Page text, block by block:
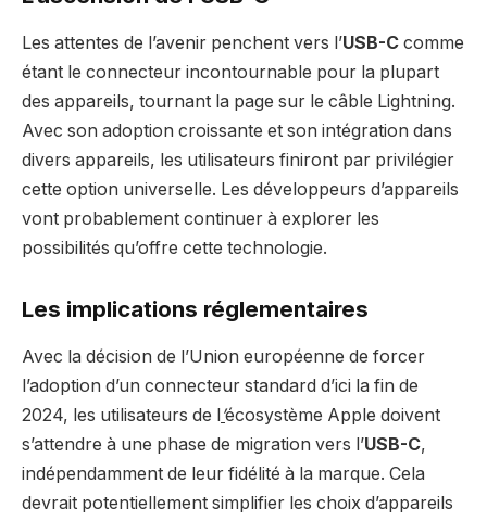
Les attentes de l’avenir penchent vers l’USB-C comme
étant le connecteur incontournable pour la plupart
des appareils, tournant la page sur le câble Lightning.
Avec son adoption croissante et son intégration dans
divers appareils, les utilisateurs finiront par privilégier
cette option universelle. Les développeurs d’appareils
vont probablement continuer à explorer les
possibilités qu’offre cette technologie.
Les implications réglementaires
Avec la décision de l’Union européenne de forcer
l’adoption d’un connecteur standard d’ici la fin de
2024, les utilisateurs de l
’écosystème Apple doivent
s’attendre à une phase de migration vers l’USB-C,
indépendamment de leur fidélité à la marque. Cela
devrait potentiellement simplifier les choix d’appareils